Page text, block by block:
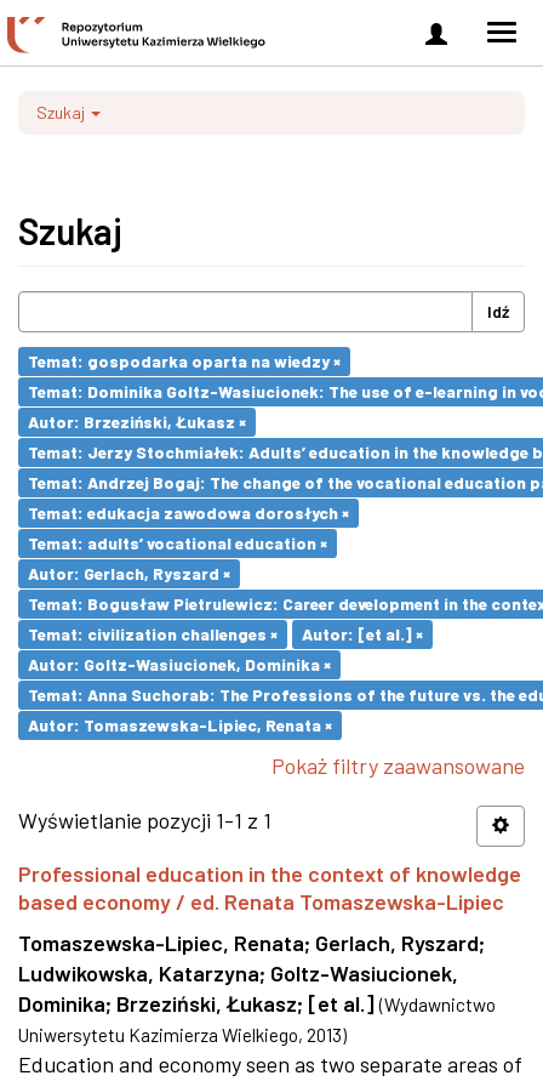
Zaloguj
się
Szukaj
Szukaj
Idź
Temat: gospodarka oparta na wiedzy ×
Temat: Dominika Goltz-Wasiucionek: The use of e-learning in
Autor: Brzeziński, Łukasz ×
Temat: Jerzy Stochmiałek: Adults’ education in the knowledge
Temat: Andrzej Bogaj: The change of the vocational education
Temat: edukacja zawodowa dorosłych ×
Temat: adults’ vocational education ×
Autor: Gerlach, Ryszard ×
Temat: Bogusław Pietrulewicz: Career development in the
Temat: civilization challenges ×
Autor: [et al.] ×
Autor: Goltz-Wasiucionek, Dominika ×
Temat: Anna Suchorab: The Professions of the future vs. the
Autor: Tomaszewska-Lipiec, Renata ×
Pokaż filtry zaawansowane
Wyświetlanie pozycji 1-1 z 1
Professional education in the context of knowledge
based economy / ed. Renata Tomaszewska-Lipiec
Tomaszewska-Lipiec, Renata; Gerlach, Ryszard;
Ludwikowska, Katarzyna; Goltz-Wasiucionek,
Dominika; Brzeziński, Łukasz; [et al.] (Wydawnictwo
Uniwersytetu Kazimierza Wielkiego, 2013)
Education and economy seen as two separate areas of